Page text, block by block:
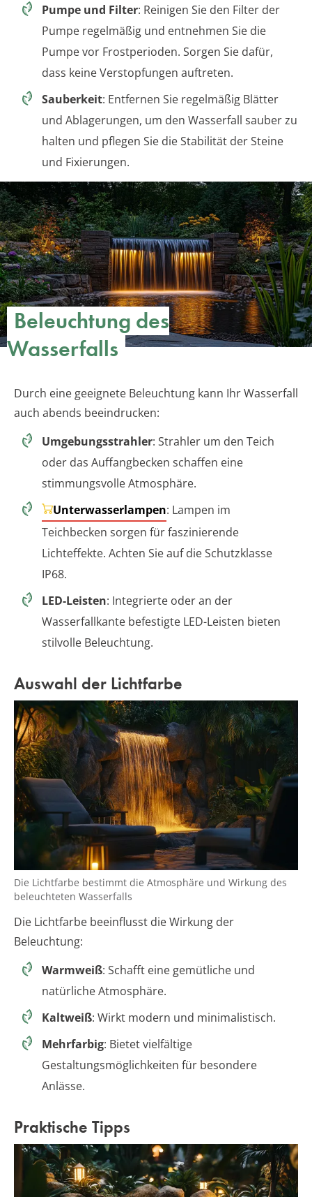
Pumpe und Filter: Reinigen Sie den Filter der
Pumpe regelmäßig und entnehmen Sie die
Pumpe vor Frostperioden. Sorgen Sie dafür,
dass keine Verstopfungen auftreten.
Sauberkeit: Entfernen Sie regelmäßig Blätter
und Ablagerungen, um den Wasserfall sauber zu
halten und pflegen Sie die Stabilität der Steine
und Fixierungen.
Beleuchtung des
Wasserfalls
Durch eine geeignete Beleuchtung kann Ihr Wasserfall
auch abends beeindrucken:
Umgebungsstrahler: Strahler um den Teich
oder das Auffangbecken schaffen eine
stimmungsvolle Atmosphäre.
Unterwasserlampen: Lampen im
Teichbecken sorgen für faszinierende
Lichteffekte. Achten Sie auf die Schutzklasse
IP68.
LED-Leisten: Integrierte oder an der
Wasserfallkante befestigte LED-Leisten bieten
stilvolle Beleuchtung.
Auswahl der Lichtfarbe
Die Lichtfarbe bestimmt die Atmosphäre und Wirkung des
beleuchteten Wasserfalls
Die Lichtfarbe beeinflusst die Wirkung der
Beleuchtung:
Warmweiß: Schafft eine gemütliche und
natürliche Atmosphäre.
Kaltweiß: Wirkt modern und minimalistisch.
Mehrfarbig: Bietet vielfältige
Gestaltungsmöglichkeiten für besondere
Anlässe.
Praktische Tipps